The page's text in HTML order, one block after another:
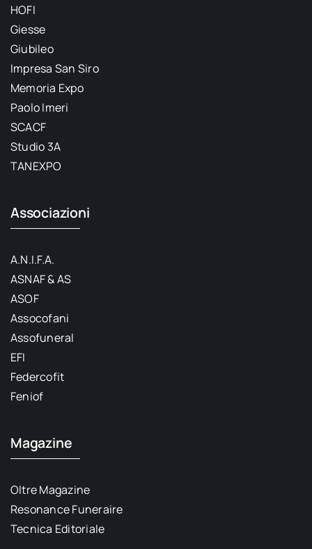
HOFI
Giesse
Giubileo
Impresa San Siro
Memoria Expo
Paolo Imeri
SCACF
Studio 3A
TANEXPO
Associazioni
A.N.I.F.A.
ASNAF & AS
ASOF
Assocofani
Assofuneral
EFI
Federcofit
Feniof
Magazine
Oltre Magazine
Resonance Funeraire
Tecnica Editoriale